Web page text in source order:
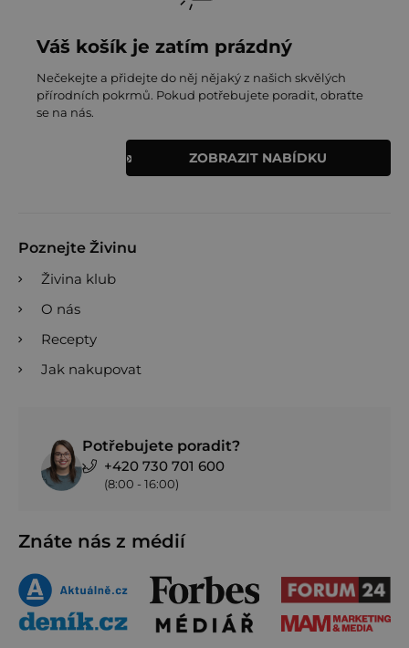
Váš košík je zatím prázdný
Nečekejte a přidejte do něj nějaký z našich skvělých
přírodních pokrmů. Pokud potřebujete poradit, obraťte
se na nás.
ZOBRAZIT NABÍDKU
Poznejte Živinu
Živina klub
O nás
Recepty
Jak nakupovat
Potřebujete poradit?
+420 730 701 600
(8:00 - 16:00)
Znáte nás z médií